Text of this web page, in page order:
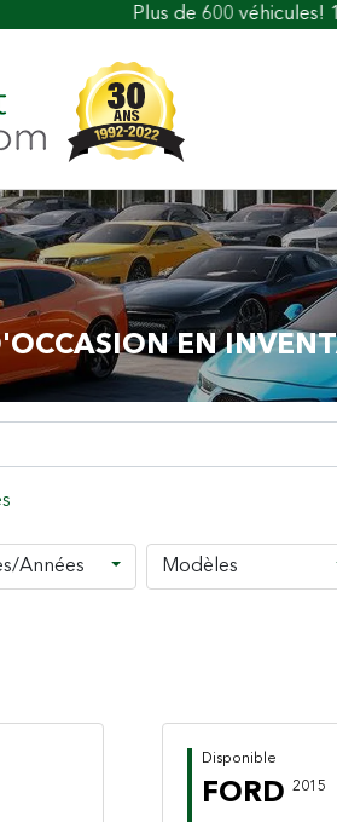
de 600 véhicules! 100% Approuvé
EN
Années Modèles
Disponible
FORD 2015